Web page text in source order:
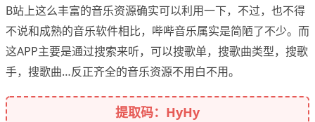
B站上这么丰富的音乐资源确实可以利用一下，不过，也不得
不说和成熟的音乐软件相比，哔哔音乐属实是简陋了不少。而
这APP主要是通过搜索来听，可以搜歌单，搜歌曲类型，搜歌
手，搜歌曲…反正齐全的音乐资源不用白不用。
提取码：HyHy